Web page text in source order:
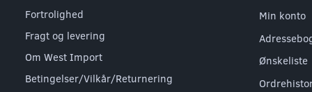
Fortrolighed
Fragt og levering
Om West Import
Betingelser/Vilkår/Returnering
Min konto
Ønskeliste